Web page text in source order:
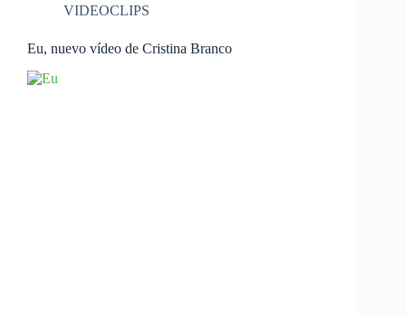
VIDEOCLIPS
Eu, nuevo vídeo de Cristina Branco